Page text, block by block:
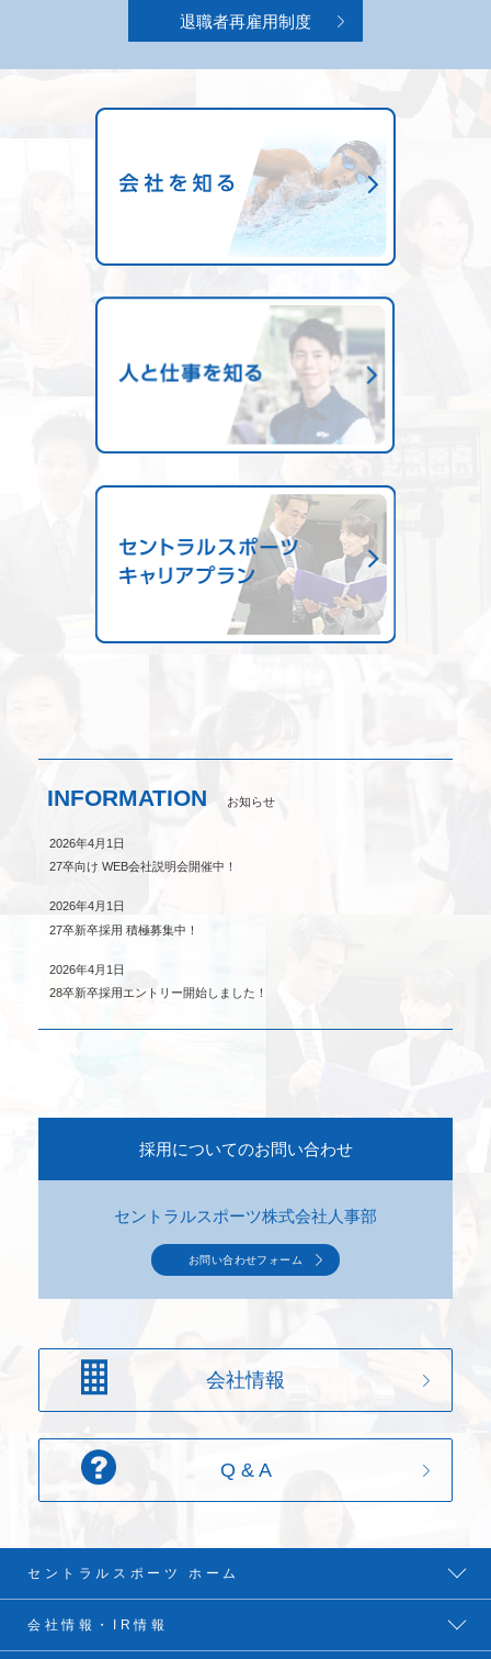
退職者再雇用制度
INFORMATION お知らせ
2026年4月1日
27卒向け WEB会社説明会開催中！
2026年4月1日
27卒新卒採用 積極募集中！
2026年4月1日
28卒新卒採用エントリー開始しました！
採用についてのお問い合わせ
セントラルスポーツ株式会社人事部
お問い合わせフォーム
会社情報
Q & A
セントラルスポーツ ホーム
会社情報・IR情報